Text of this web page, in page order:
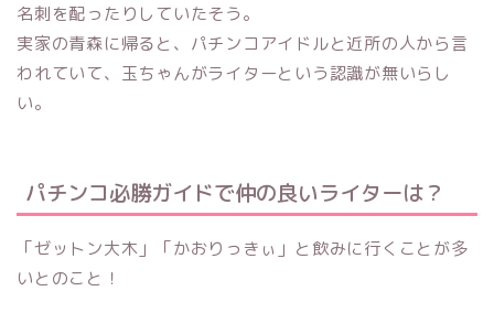
名刺を配ったりしていたそう。
実家の青森に帰ると、パチンコアイドルと近所の人から言
われていて、玉ちゃんがライターという認識が無いらし
い。
パチンコ必勝ガイドで仲の良いライターは？
「ゼットン大木」「かおりっきぃ」と飲みに行くことが多
いとのこと！